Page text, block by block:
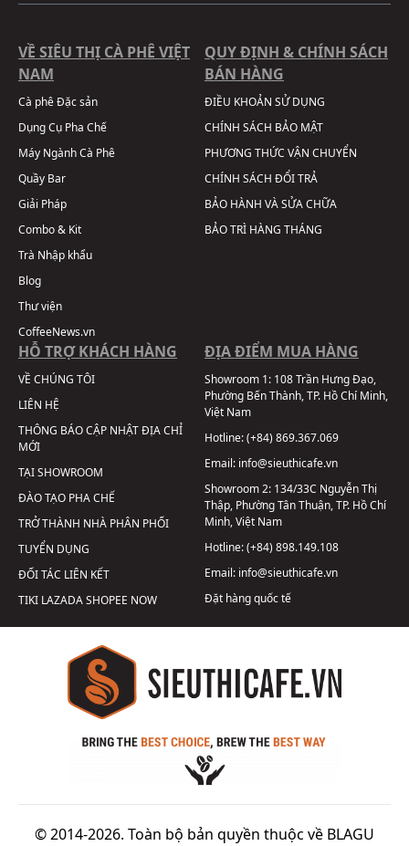
VỀ SIÊU THỊ CÀ PHÊ VIỆT
NAM
Cà phê Đặc sản
Dụng Cụ Pha Chế
Máy Ngành Cà Phê
Quầy Bar
Giải Pháp
Combo & Kit
Trà Nhập khẩu
Blog
Thư viện
CoffeeNews.vn
QUY ĐỊNH & CHÍNH SÁCH
BÁN HÀNG
ĐIỀU KHOẢN SỬ DỤNG
CHÍNH SÁCH BẢO MẬT
PHƯƠNG THỨC VẬN CHUYỂN
CHÍNH SÁCH ĐỔI TRẢ
BẢO HÀNH VÀ SỬA CHỮA
BẢO TRÌ HÀNG THÁNG
HỖ TRỢ KHÁCH HÀNG
VỀ CHÚNG TÔI
LIÊN HỆ
THÔNG BÁO CẬP NHẬT ĐỊA CHỈ
MỚI
TẠI SHOWROOM
ĐÀO TẠO PHA CHẾ
TRỞ THÀNH NHÀ PHÂN PHỐI
TUYỂN DỤNG
ĐỐI TÁC LIÊN KẾT
TIKI LAZADASHOPEE NOW
ĐỊA ĐIỂM MUA HÀNG
Showroom 1: 108 Trần Hưng Đạo,
Phường Bến Thành, TP. Hồ Chí Minh,
Việt Nam
Hotline:(+84) 869.367.069
Email: info@sieuthicafe.vn
Showroom 2: 134/33C Nguyễn Thị
Thập, Phường Tân Thuận, TP. Hồ Chí
Minh, Việt Nam
Hotline:(+84) 898.149.108
Email: info@sieuthicafe.vn
Đặt hàng quốc tế
© 2014-2026. Toàn bộ bản quyền thuộc về BLAGU